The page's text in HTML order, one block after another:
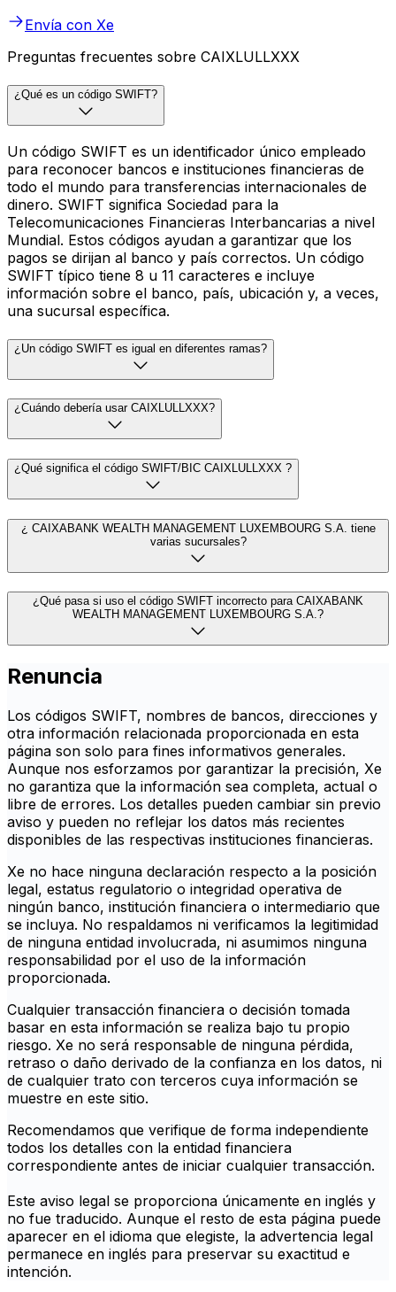
Envía con Xe
Preguntas frecuentes sobre CAIXLULLXXX
¿Qué es un código SWIFT?
Un código SWIFT es un identificador único empleado
para reconocer bancos e instituciones financieras de
todo el mundo para transferencias internacionales de
dinero. SWIFT significa Sociedad para la
Telecomunicaciones Financieras Interbancarias a nivel
Mundial. Estos códigos ayudan a garantizar que los
pagos se dirijan al banco y país correctos. Un código
SWIFT típico tiene 8 u 11 caracteres e incluye
información sobre el banco, país, ubicación y, a veces,
una sucursal específica.
¿Un código SWIFT es igual en diferentes ramas?
¿Cuándo debería usar CAIXLULLXXX?
¿Qué significa el código SWIFT/BIC CAIXLULLXXX ?
¿ CAIXABANK WEALTH MANAGEMENT LUXEMBOURG S.A. tiene
varias sucursales?
¿Qué pasa si uso el código SWIFT incorrecto para CAIXABANK
WEALTH MANAGEMENT LUXEMBOURG S.A.?
Renuncia
Los códigos SWIFT, nombres de bancos, direcciones y
otra información relacionada proporcionada en esta
página son solo para fines informativos generales.
Aunque nos esforzamos por garantizar la precisión, Xe
no garantiza que la información sea completa, actual o
libre de errores. Los detalles pueden cambiar sin previo
aviso y pueden no reflejar los datos más recientes
disponibles de las respectivas instituciones financieras.
Xe no hace ninguna declaración respecto a la posición
legal, estatus regulatorio o integridad operativa de
ningún banco, institución financiera o intermediario que
se incluya. No respaldamos ni verificamos la legitimidad
de ninguna entidad involucrada, ni asumimos ninguna
responsabilidad por el uso de la información
proporcionada.
Cualquier transacción financiera o decisión tomada
basar en esta información se realiza bajo tu propio
riesgo. Xe no será responsable de ninguna pérdida,
retraso o daño derivado de la confianza en los datos, ni
de cualquier trato con terceros cuya información se
muestre en este sitio.
Recomendamos que verifique de forma independiente
todos los detalles con la entidad financiera
correspondiente antes de iniciar cualquier transacción.
Este aviso legal se proporciona únicamente en inglés y
no fue traducido. Aunque el resto de esta página puede
aparecer en el idioma que elegiste, la advertencia legal
permanece en inglés para preservar su exactitud e
intención.